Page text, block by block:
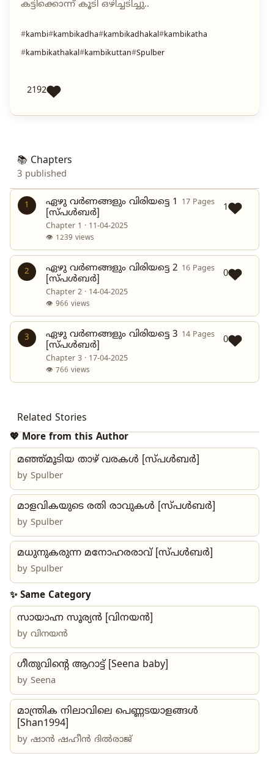
കട്ടിക്കൊന്ന് കൂടി ഒഴിച്ചടിച്ചു..
kambi kambikadha kambikadhakal kambikatha
kambikathakal kambikuttan Spulber
2192
📚 Chapters
3 published
1
ഏഴു വർണങ്ങളും വിരിയട്ടെ 1
[സ്പൾബർ]
17 Pages
Chapter 1 · 11-04-2025
👁 1239 views
1
2
ഏഴു വർണങ്ങളും വിരിയട്ടെ 2
[സ്പൾബർ]
16 Pages
Chapter 2 · 14-04-2025
👁 966 views
0
3
ഏഴു വർണങ്ങളും വിരിയട്ടെ 3
[സ്പൾബർ]
14 Pages
Chapter 3 · 17-04-2025
👁 766 views
0
Related Stories
💖 More from this Author
മഞ്ഞ്മൂടിയ താഴ് വരകൾ [സ്പൾബർ]
by Spulber
മാളവികയുടെ രതി രാവുകൾ [സ്പൾബർ]
by Spulber
മധുനുകരുന്ന മനോഹരരാവ് [സ്പൾബർ]
by Spulber
✨ Same Category
സായാഹ്ന സൂര്യൻ [വിനയൻ]
by വിനയൻ
ഗീതുവിന്റെ ആറാട്ട് [Seena baby]
by Seena
മാന്ത്രിക നിലാവിലെ പെണ്ണടയാളങ്ങൾ
[Shan1994]
by ഷാൻ ഷഹീൻ ദിൽരാജ്